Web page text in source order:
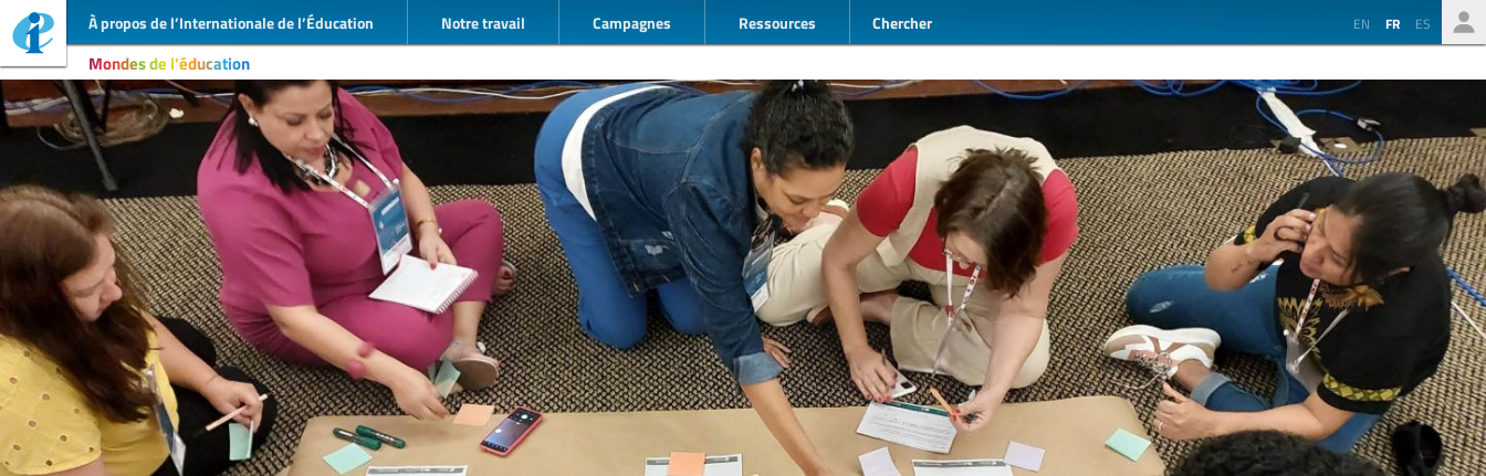
À propos de l’Internationale de l’Éducation Notre travail Campagnes Ressources Chercher EN FR ES
Mondes de l'éducation